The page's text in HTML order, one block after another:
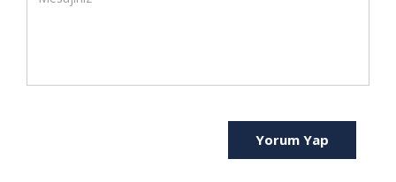
Yorum Yap